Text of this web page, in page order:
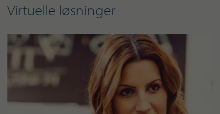
Virtuelle løsninger